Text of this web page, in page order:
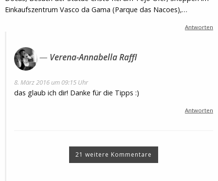
Einkaufszentrum Vasco da Gama (Parque das Nacoes),…
Antworten
Verena-Annabella Raffl
8. März 2016 um 09:15 Uhr
das glaub ich dir! Danke für die Tipps :)
Antworten
21 weitere Kommentare